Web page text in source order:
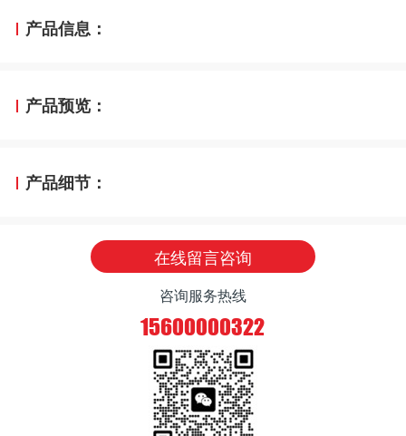
产品信息：
产品预览：
产品细节：
在线留言咨询
咨询服务热线
15600000322